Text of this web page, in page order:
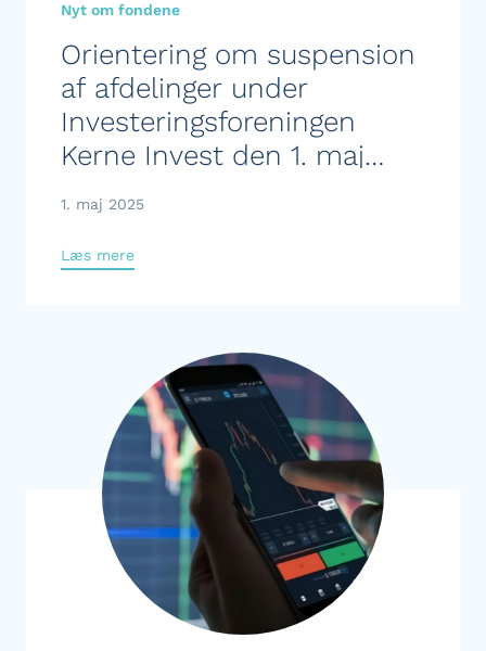
Nyt om fondene
Orientering om suspension
af afdelinger under
Investeringsforeningen
Kerne Invest den 1. maj
1. maj 2025
Læs mere